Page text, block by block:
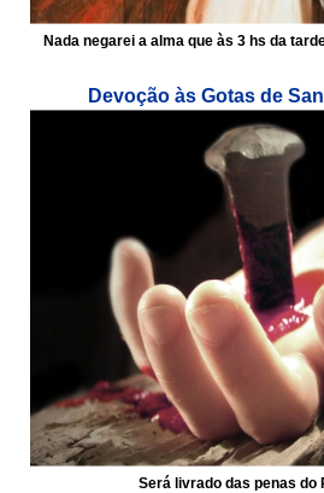
Nada negarei a alma que às 3 hs da
Devoção às Gotas de
Será livrado das penas do